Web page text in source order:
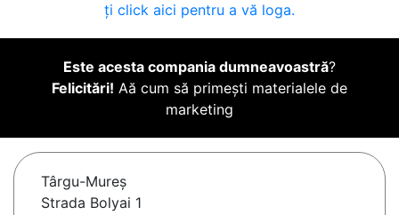
ți click aici pentru a vă loga.
Este acesta compania dumneavoastră?
Felicitări! Aă cum să primești materialele de
marketing
Târgu-Mureş
Strada Bolyai 1